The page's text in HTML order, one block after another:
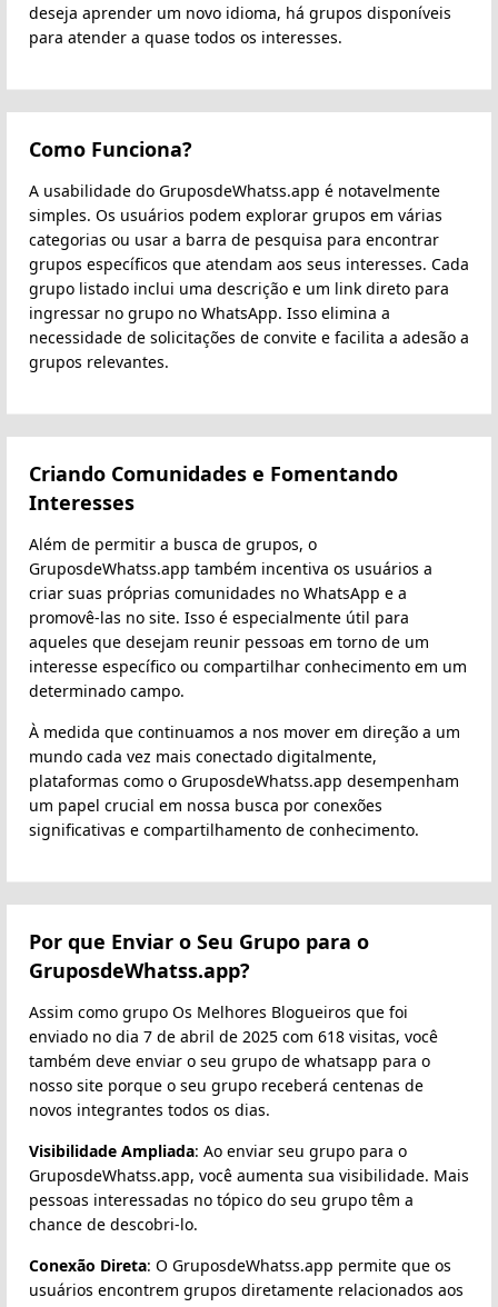
deseja aprender um novo idioma, há grupos disponíveis
para atender a quase todos os interesses.
Como Funciona?
A usabilidade do GruposdeWhatss.app é notavelmente
simples. Os usuários podem explorar grupos em várias
categorias ou usar a barra de pesquisa para encontrar
grupos específicos que atendam aos seus interesses. Cada
grupo listado inclui uma descrição e um link direto para
ingressar no grupo no WhatsApp. Isso elimina a
necessidade de solicitações de convite e facilita a adesão a
grupos relevantes.
Criando Comunidades e Fomentando
Interesses
Além de permitir a busca de grupos, o
GruposdeWhatss.app também incentiva os usuários a
criar suas próprias comunidades no WhatsApp e a
promovê-las no site. Isso é especialmente útil para
aqueles que desejam reunir pessoas em torno de um
interesse específico ou compartilhar conhecimento em um
determinado campo.
À medida que continuamos a nos mover em direção a um
mundo cada vez mais conectado digitalmente,
plataformas como o GruposdeWhatss.app desempenham
um papel crucial em nossa busca por conexões
significativas e compartilhamento de conhecimento.
Por que Enviar o Seu Grupo para o
GruposdeWhatss.app?
Assim como grupo Os Melhores Blogueiros que foi
enviado no dia 7 de abril de 2025 com 618 visitas, você
também deve enviar o seu grupo de whatsapp para o
nosso site porque o seu grupo receberá centenas de
novos integrantes todos os dias.
Visibilidade Ampliada: Ao enviar seu grupo para o
GruposdeWhatss.app, você aumenta sua visibilidade. Mais
pessoas interessadas no tópico do seu grupo têm a
chance de descobri-lo.
Conexão Direta: O GruposdeWhatss.app permite que os
usuários encontrem grupos diretamente relacionados aos